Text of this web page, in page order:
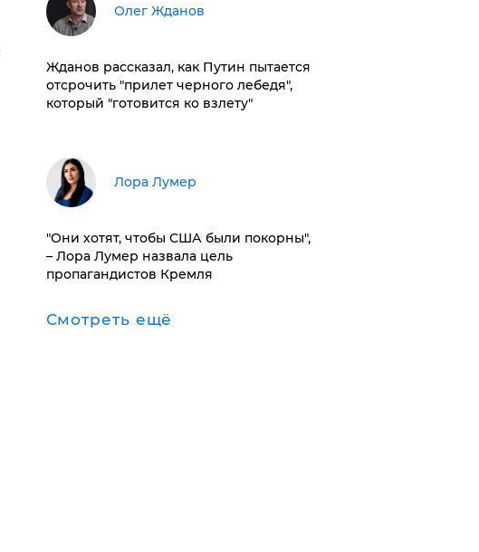
Олег Жданов
Жданов рассказал, как Путин пытается
отсрочить "прилет черного лебедя",
который "готовится ко взлету"
​Лора Лумер
"Они хотят, чтобы США были покорны",
– Лора Лумер назвала цель
пропагандистов Кремля
Смотреть ещё